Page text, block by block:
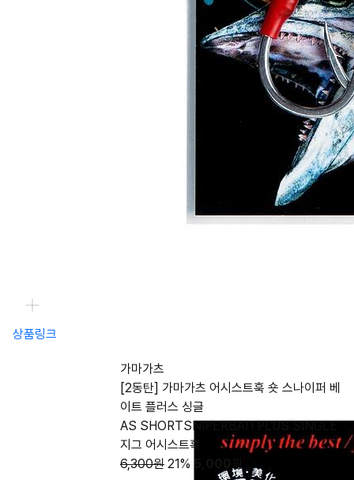
상품링크
가마가츠
[2동탄] 가마가츠 어시스트훅 숏 스나이퍼 베
이트 플러스 싱글
AS SHORTSNIPERBAITPLUS SINGLE
지그 어시스트훅
6,300원 21% 원